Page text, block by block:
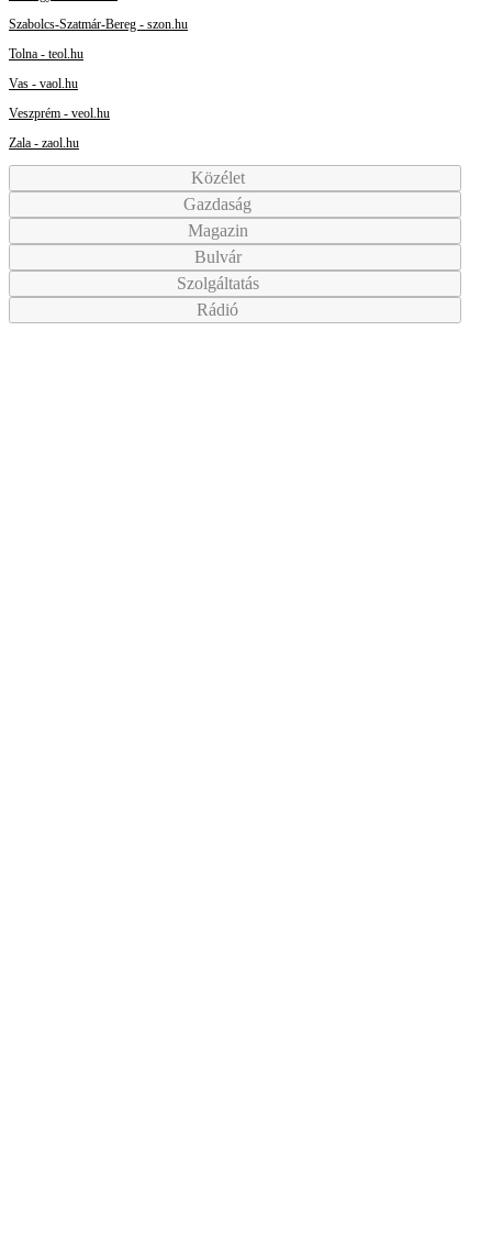
Szabolcs-Szatmár-Bereg - szon.hu
Tolna - teol.hu
Vas - vaol.hu
Veszprém - veol.hu
Zala - zaol.hu
Közélet
Gazdaság
Magazin
Bulvár
Szolgáltatás
Rádió